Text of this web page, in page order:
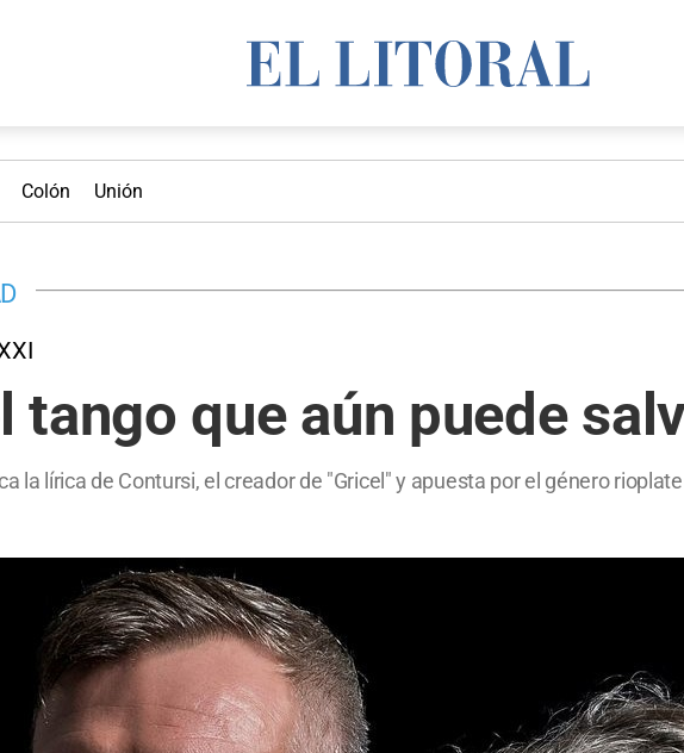
Colón Unión
tango que aún puede
la lírica de Contursi, el creador de "Gricel" y apuesta por el género